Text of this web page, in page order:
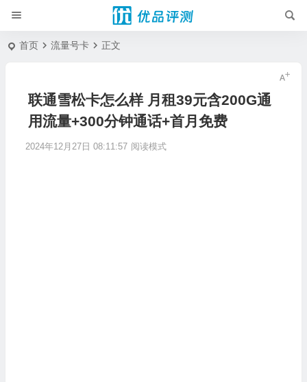
首页 流量号卡 正文
联通雪松卡怎么样 月租39元含200G通
用流量+300分钟通话+首月免费
2024年12月27日 08:11:57 阅读模式